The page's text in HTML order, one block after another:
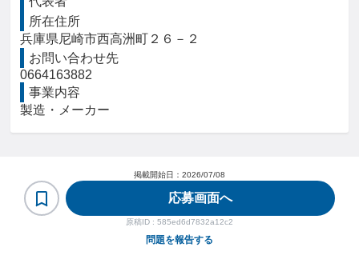
所在住所
兵庫県尼崎市西高洲町２６－２
お問い合わせ先
0664163882
事業内容
製造・メーカー
掲載開始日： 2026/07/08
応募画面へ
原稿ID : 585ed6d7832a12c2
問題を報告する